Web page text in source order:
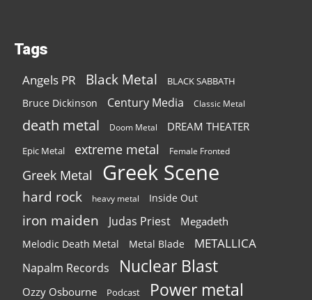
Tags
Angels PR Black Metal BLACK SABBATH
Bruce Dickinson Century Media Classic Metal
death metal Doom Metal DREAM THEATER
Epic Metal extreme metal Female Fronted
Greek Metal Greek Scene
hard rock heavy metal Inside Out
iron maiden Judas Priest Megadeth
Melodic Death Metal Metal Blade METALLICA
Napalm Records Nuclear Blast
Ozzy Osbourne Podcast Power metal